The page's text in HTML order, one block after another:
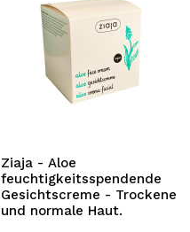
Ziaja - Aloe
feuchtigkeitsspendende
Gesichtscreme - Trockene
und normale Haut.